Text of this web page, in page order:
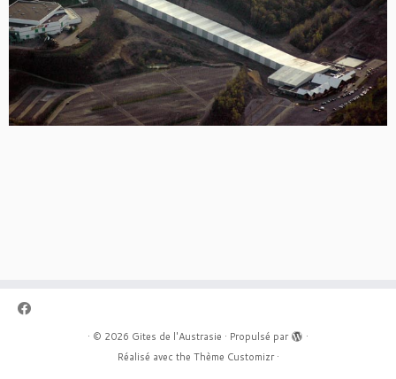
· © 2026 Gites de l'Austrasie · Propulsé par
·
Réalisé avec the Thème Customizr·